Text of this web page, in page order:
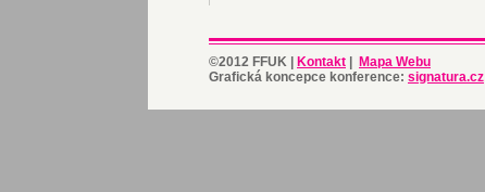
©2012 FFUK | Kontakt | Mapa Webu
Grafická koncepce konference: signatura.cz